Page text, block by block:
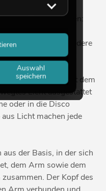
mehr wegzudenken:
Konzerte oder
und insbesondere
einfach zum
sorgen die
dass ein Event mit dem
Licht ausgestattet
oder in die Disco
Licht machen jede
der Basis, in der sich
dem Arm sowie dem
Der Kopf des
Auswahl
speichern